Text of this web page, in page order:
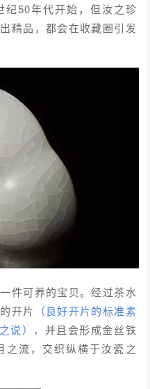
50年代开始，但汝之珍
精品，都会在收藏圈引发
件可养的宝贝。经过茶水
开片
（良好开片的标准素
说）， 并且会形成金丝铁
之流，交织纵横于汝瓷之